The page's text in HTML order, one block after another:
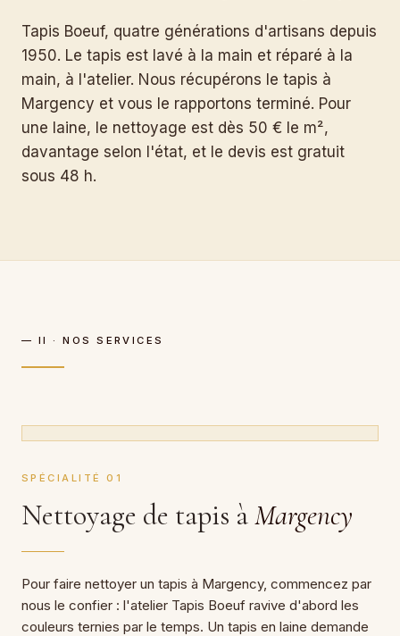
Tapis Boeuf, quatre générations d'artisans depuis
1950. Le tapis est lavé à la main et réparé à la
main, à l'atelier. Nous récupérons le tapis à
Margency et vous le rapportons terminé. Pour
une laine, le nettoyage est dès 50 € le m²,
davantage selon l'état, et le devis est gratuit
sous 48 h.
— II · NOS SERVICES
SPÉCIALITÉ 01
Nettoyage de tapis àMargency
Pour faire nettoyer un tapis à Margency, commencez par
nous le confier : l'atelier Tapis Boeuf ravive d'abord les
couleurs ternies par le temps. Un tapis en laine demande